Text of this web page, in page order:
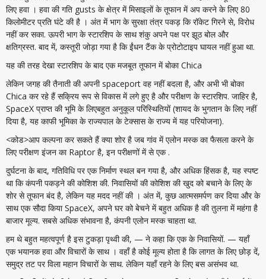
लिए हवा । हवा की गति gusts के क्षेत्र में मिसाइलों के तूफान में अप करने के लिए 80
किलोमीटर प्रति घंटे की है । अंत में भाग के सुरक्षा तंत्र पकड़ कि रॉकेट गिरने से, विरोध
नहीं कर सका. ऊपरी भाग के स्टारशिप के साथ शंकु अपने पक्ष पर झूठ बोल और
क्षतिग्रस्त. बाद में, कस्तूरी जोड़ा गया है कि ईंधन टैंक के प्रोटोटाइप घायल नहीं हुआ था.
यह की तरह देखा स्टारशिप के बाद एक मजबूत तूफान में बोका Chica
लेकिन जगह की तैनाती की अपनी spaceport वह नहीं बदला है, और अभी भी बोका
Chica कर रहे हैं सक्रिय रूप से विकास में लगे हुए है और परीक्षण के स्टारशिप. जाहिर है,
SpaceX प्राप्त की भूमि के लिएबहुत अनुकूल परिस्थितियों (शायद के भुगतान के लिए नहीं
दिया है, यह काफी भूमिका के राज्यपाल के टेक्सास के राज्य में यह परियोजना).
<कोड>आप कल्पना कर सकते हैं क्या शोर है जब गांव में एलोन मस्क का फैसला करने के
लिए परीक्षण इंजन का Raptor है, इन परीक्षणों में से एक .
दुर्घटना के बाद, गतिविधि पर एक निर्माण स्थल बन गया है, और अधिक हिंसक है, यह स्पष्ट
था कि कंपनी पकड़ने की कोशिश की. निवासियों की कोशिश की खुद को बचाने के लिए के
शोर से तूफान बंद है, लेकिन यह मदद नहीं की । अंत में, कुछ आत्मसमर्पण कर दिया और के
साथ एक सौदा किया SpaceX, अपने घर को बेचने में बहुत अधिक है की तुलना में महंगा है
बाजार मूल्य. सबसे अधिक संभावना है, कंपनी एलोन मस्क चाहता था.
हम थे बहुत महत्वपूर्ण है इस टुकड़ा पृथ्वी की, — ने कहा कि एक के निवासियों. — यहाँ
एक भयानक हवा और विचारों के साथ । वहाँ है कोई मूल्य होता है कि लागत के लिए छोड़ दें,
समुद्र तट पर विला महान विचारों के साथ. लेकिन यहाँ रहने के लिए बस असंभव था.